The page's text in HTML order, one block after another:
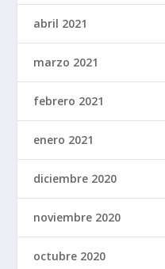
abril 2021
marzo 2021
febrero 2021
enero 2021
diciembre 2020
noviembre 2020
octubre 2020